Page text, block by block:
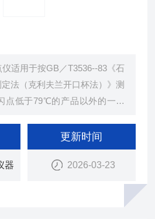
适用于按GB／T3536--83《石
法（克利夫兰开口杯法）》测
点低于79℃的产品以外的一切
燃点测定法（克利夫兰开口杯
器
更新时间
2026-03-23